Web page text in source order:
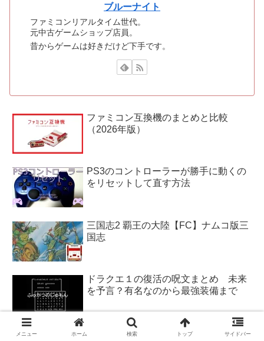
ブルーナイト
ファミコンリアルタイム世代。
元中古ゲームショップ店員。
昔からゲームは好きだけど下手です。
ファミコン互換機のまとめと比較
（2026年版）
PS3のコントローラーが勝手に動くの
をリセットして直す方法
三国志2 覇王の大陸【FC】ナムコ版三
国志
ドラクエ１の復活の呪文まとめ 未来
を予言？有名なのから最強装備まで
【PS3】SSD換装 やって分かった3つ
メニュー ホーム 検索 トップ サイドバー